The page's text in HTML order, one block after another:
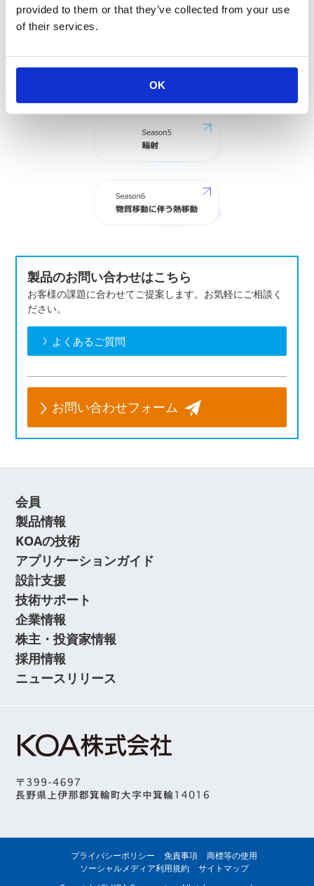
provided to them or that they’ve collected from your use
of their services.
OK
製品のお問い合わせはこちら
お客様の課題に合わせてご提案します。お気軽にご相談く
ださい。
よくあるご質問
お問い合わせフォーム
会員
製品情報
KOAの技術
アプリケーションガイド
設計支援
技術サポート
企業情報
株主・投資家情報
採用情報
ニュースリリース
プライバシーポリシー 免責事項
商標等の使用
ソーシャルメディア利用規約
サイトマップ